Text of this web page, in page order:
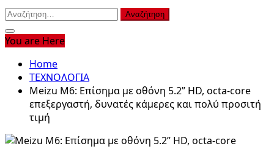
Αναζήτηση
για:
You are Here
Home
ΤΕΧΝΟΛΟΓΙΑ
Meizu M6: Επίσημα με οθόνη 5.2” HD, octa-core
επεξεργαστή, δυνατές κάμερες και πολύ προσιτή
τιμή